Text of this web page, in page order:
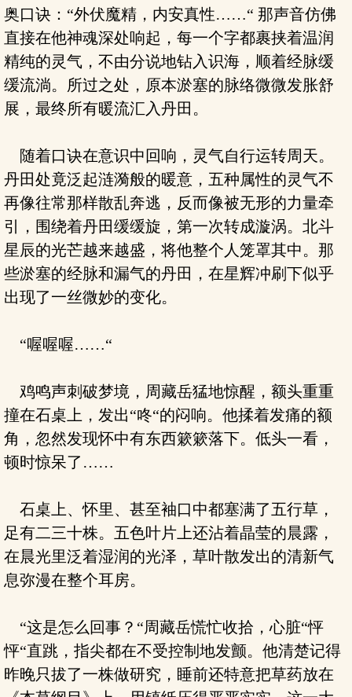
奥口诀：“外伏魔精，内安真性……“ 那声音仿佛
直接在他神魂深处响起，每一个字都裹挟着温润
精纯的灵气，不由分说地钻入识海，顺着经脉缓
缓流淌。所过之处，原本淤塞的脉络微微发胀舒
展，最终所有暖流汇入丹田。
随着口诀在意识中回响，灵气自行运转周天。
丹田处竟泛起涟漪般的暖意，五种属性的灵气不
再像往常那样散乱奔逃，反而像被无形的力量牵
引，围绕着丹田缓缓旋，第一次转成漩涡。北斗
星辰的光芒越来越盛，将他整个人笼罩其中。那
些淤塞的经脉和漏气的丹田，在星辉冲刷下似乎
出现了一丝微妙的变化。
“喔喔喔……“
鸡鸣声刺破梦境，周藏岳猛地惊醒，额头重重
撞在石桌上，发出“咚“的闷响。他揉着发痛的额
角，忽然发现怀中有东西簌簌落下。低头一看，
顿时惊呆了……
石桌上、怀里、甚至袖口中都塞满了五行草，
足有二三十株。五色叶片上还沾着晶莹的晨露，
在晨光里泛着湿润的光泽，草叶散发出的清新气
息弥漫在整个耳房。
“这是怎么回事？“周藏岳慌忙收拾，心脏“怦
怦“直跳，指尖都在不受控制地发颤。他清楚记得
昨晚只拔了一株做研究，睡前还特意把草药放在